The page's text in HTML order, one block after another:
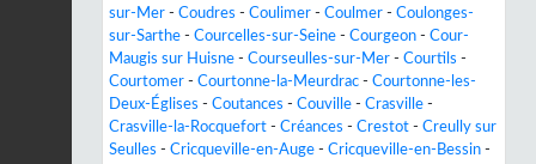
sur-Mer - Coudres - Coulimer - Coulmer - Coulonges-
sur-Sarthe - Courcelles-sur-Seine - Courgeon - Cour-
Maugis sur Huisne - Courseulles-sur-Mer - Courtils -
Courtomer - Courtonne-la-Meurdrac - Courtonne-les-
Deux-Églises - Coutances - Couville - Crasville -
Crasville-la-Rocquefort - Créances - Crestot - Creully sur
Seulles - Cricqueville-en-Auge - Cricqueville-en-Bessin -